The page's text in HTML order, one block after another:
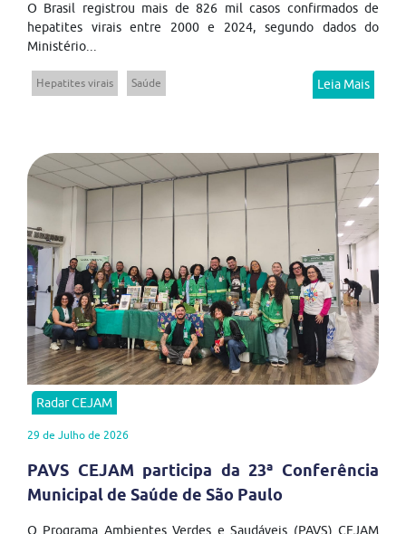
O Brasil registrou mais de 826 mil casos confirmados de
hepatites virais entre 2000 e 2024, segundo dados do
Ministério...
Hepatites virais Saúde Leia Mais
Radar CEJAM
29 de Julho de 2026
PAVS CEJAM participa da 23ª Conferência
Municipal de Saúde de São Paulo
O Programa Ambientes Verdes e Saudáveis (PAVS) CEJAM